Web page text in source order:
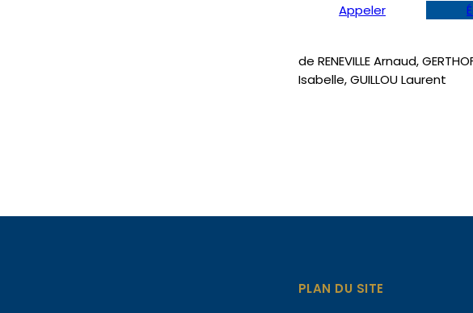
Appeler
de RENEVILLE Arnaud,
Isabelle, GUILLOU Laurent
PLAN DU SITE